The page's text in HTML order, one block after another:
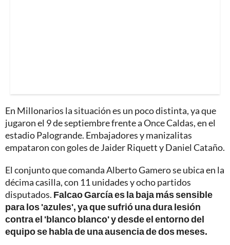
En Millonarios la situación es un poco distinta, ya que
jugaron el 9 de septiembre frente a Once Caldas, en el
estadio Palogrande. Embajadores y manizalitas
empataron con goles de Jaider Riquett y Daniel Cataño.
El conjunto que comanda Alberto Gamero se ubica en la
décima casilla, con 11 unidades y ocho partidos
disputados. Falcao García es la baja más sensible
para los 'azules', ya que sufrió una dura lesión
contra el 'blanco blanco' y desde el entorno del
equipo se habla de una ausencia de dos meses.